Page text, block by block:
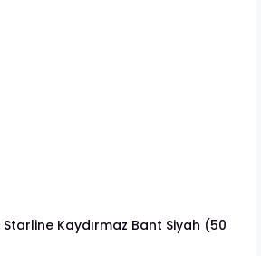
Starline Kaydırmaz Bant Siyah (50